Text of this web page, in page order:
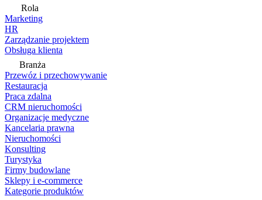
Rola
Marketing
HR
Zarządzanie projektem
Obsługa klienta
Branża
Przewóz i przechowywanie
Restauracja
Praca zdalna
CRM nieruchomości
Organizacje medyczne
Kancelaria prawna
Nieruchomości
Konsulting
Turystyka
Firmy budowlane
Sklepy i e-commerce
Kategorie produktów